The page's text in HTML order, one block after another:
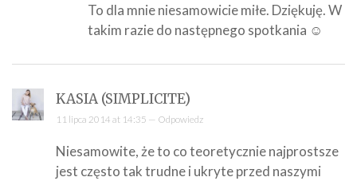
To dla mnie niesamowicie miłe. Dziękuję. W
takim razie do następnego spotkania ☺
KASIA (SIMPLICITE)
11 lipca 2014 at 14:35 — Odpowiedz
Niesamowite, że to co teoretycznie najprostsze
jest często tak trudne i ukryte przed naszymi